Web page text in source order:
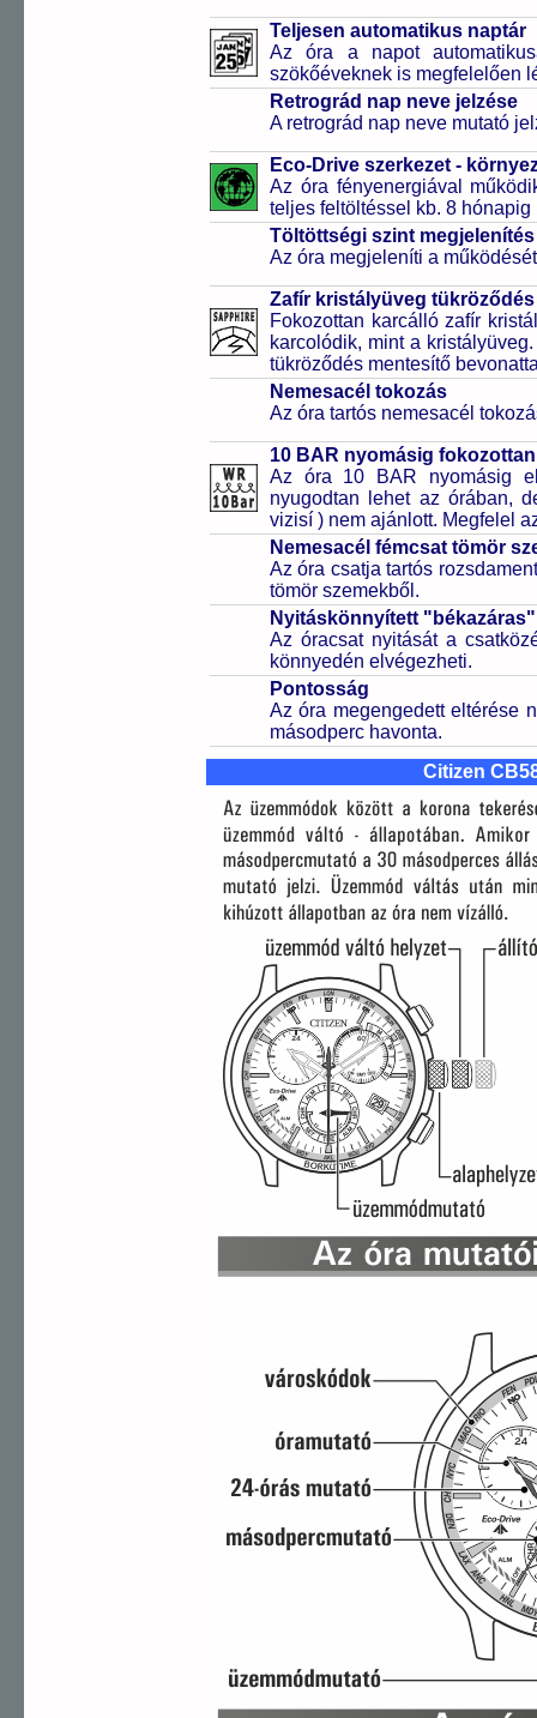
Teljesen automatikus naptár
Az óra a napot
szökőéveknek is megfelelően
Retrográd nap neve jelzése
A retrográd nap neve mutató
Eco-Drive szerkezet -
Az óra fényenergiával
teljes feltöltéssel kb. 8
Töltöttségi szint megjelenítés
Az óra megjeleníti a
Zafír kristályüveg
Fokozottan karcálló zafír
karcolódik, mint a
tükröződés mentesítő
Nemesacél tokozás
Az óra tartós nemesacél
10 BAR nyomásig
Az óra 10 BAR nyomásig
nyugodtan lehet az órában,
vizisí ) nem ajánlott. Megfelel
Nemesacél fémcsat tömör
Az óra csatja tartós
tömör szemekből.
Nyitáskönnyített
Az óracsat nyitását a
könnyedén elvégezheti.
Pontosság
Az óra megengedett eltérése
másodperc havonta.
Citizen